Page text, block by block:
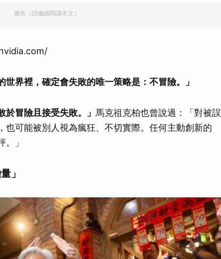
廣告（請繼續閱讀本文）
世界裡，確定會失敗的唯一策略是：不冒險。」
冒險且接受失敗。」 馬克祖克柏也曾說過：「對被誤
也可能被別人視為瘋狂、不切實際。任何主動創新的
」
」